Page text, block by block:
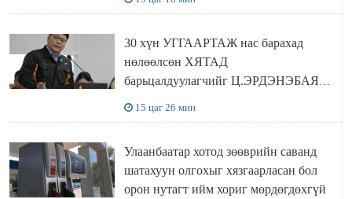
30 хүн УГГААРТАЖ нас барахад
нөлөөлсөн ХЯТАД
барьцалдуулагчийг Ц.ЭРДЭНЭБАЯР
15 цаг 26 мин
Улаанбаатар хотод зөөврийн саванд
шатахуун олгохыг хязгаарласан бол
орон нутагт ийм хориг мөрдөгдөхгүй